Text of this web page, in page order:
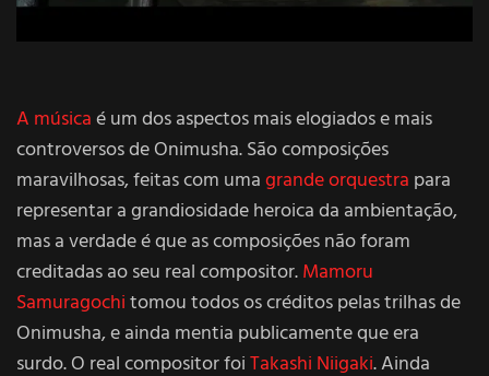
A músicaé um dos aspectos mais elogiados e mais
controversos de Onimusha. São composições
maravilhosas, feitas com umagrande orquestra para
representar a grandiosidade heroica da ambientação,
mas a verdade é que as composições não foram
creditadas ao seu real compositor.Mamoru
Samuragochitomou todos os créditos pelas trilhas de
Onimusha, e ainda mentia publicamente que era
surdo. O real compositor foiTakashi Niigaki. Ainda